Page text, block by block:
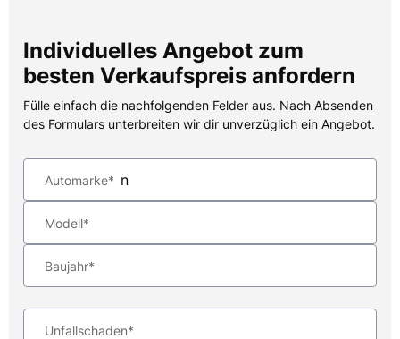
Individuelles Angebot zum
besten Verkaufspreis anfordern
Fülle einfach die nachfolgenden Felder aus. Nach Absenden
des Formulars unterbreiten wir dir unverzüglich ein Angebot.
Automarke*
Modell*
Baujahr*
Unfallschaden*